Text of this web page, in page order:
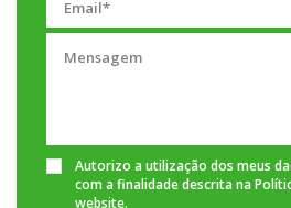
Autorizo a utilização dos meus
com a finalidade descrita na
website.